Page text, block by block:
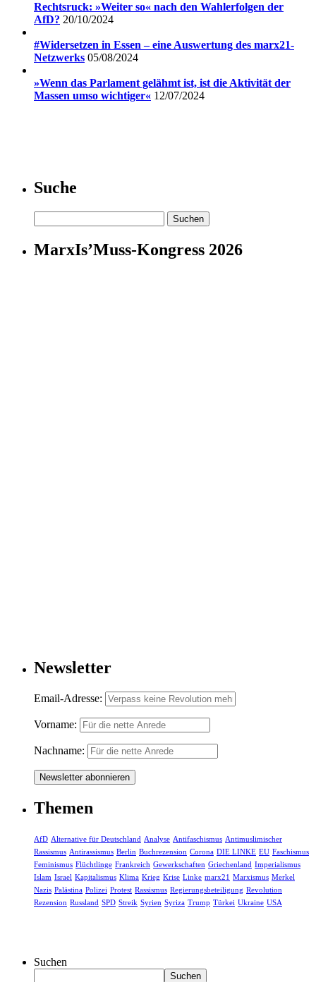
Rechtsruck: »Weiter so« nach den Wahlerfolgen der
AfD? 20/10/2024
#Widersetzen in Essen – eine Auswertung des marx21-
Netzwerks 05/08/2024
»Wenn das Parlament gelähmt ist, ist die Aktivität der
Massen umso wichtiger« 12/07/2024
Suche
nach:
MarxIs’Muss-Kongress 2026
Newsletter
Email-Adresse:
Vorname:
Nachname:
Themen
AfD Alternative für Deutschland Analyse Antifaschismus Antimuslimischer
Rassismus Antirassismus Berlin Buchrezension Corona DIE LINKE EU Faschismus
Feminismus Flüchtlinge Frankreich Gewerkschaften Griechenland Imperialismus
Islam Israel Kapitalismus Klima Krieg Krise Linke marx21 Marxismus Merkel
Nazis Palästina Polizei Protest Rassismus Regierungsbeteiligung Revolution
Rezension Russland SPD Streik Syrien Syriza Trump Türkei Ukraine USA
Suchen
Suchen